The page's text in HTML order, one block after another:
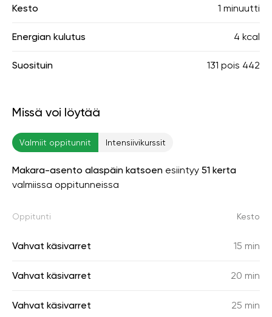
Kesto 1 minuutti
Energian kulutus 4 kcal
Suosituin 131 pois 442
Missä voi löytää
Valmiit oppitunnit Intensiivikurssit
Makara-asento alaspäin katsoen esiintyy 51 kerta
valmiissa oppitunneissa
Oppitunti Kesto
Vahvat käsivarret 15 min
Vahvat käsivarret 20 min
Vahvat käsivarret 25 min